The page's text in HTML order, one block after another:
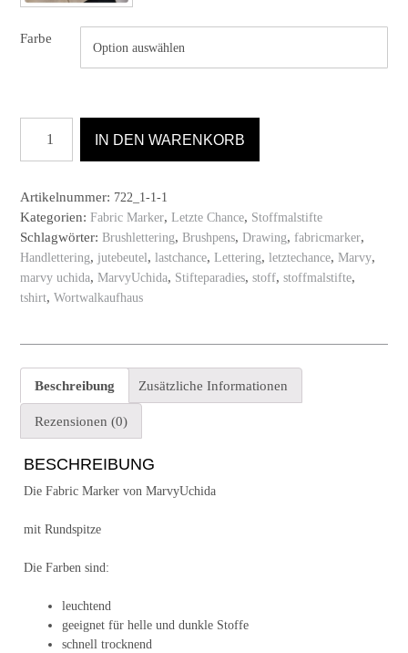
Farbe
Fabric
Marker
Menge
IN DEN WARENKORB
Artikelnummer: 722_1-1-1
Kategorien: Fabric Marker, Letzte Chance, Stoffmalstifte
Schlagwörter: Brushlettering, Brushpens, Drawing, fabricmarker,
Handlettering, jutebeutel, lastchance, Lettering, letztechance, Marvy,
marvy uchida, MarvyUchida, Stifteparadies, stoff, stoffmalstifte,
tshirt, Wortwalkaufhaus
Beschreibung Zusätzliche Informationen
Rezensionen (0)
BESCHREIBUNG
Die Fabric Marker von MarvyUchida
mit Rundspitze
Die Farben sind:
leuchtend
geeignet für helle und dunkle Stoffe
schnell trocknend